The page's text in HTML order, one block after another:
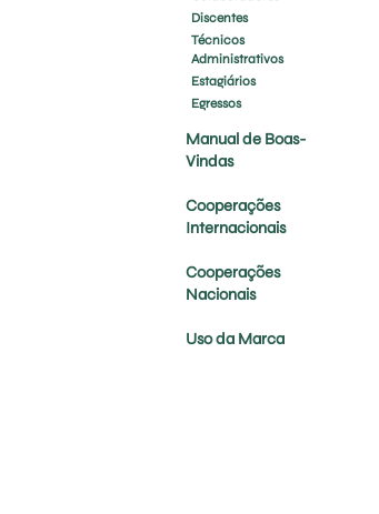
Discentes
Técnicos
Administrativos
Estagiários
Egressos
Manual de Boas-
Vindas
Cooperações
Internacionais
Cooperações
Nacionais
Uso da Marca